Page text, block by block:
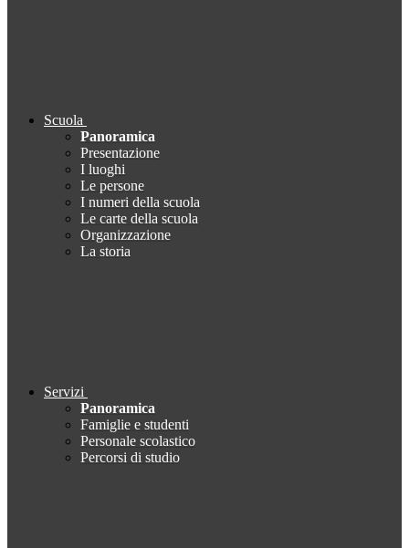
Scuola
Panoramica
Presentazione
I luoghi
Le persone
I numeri della scuola
Le carte della scuola
Organizzazione
La storia
Servizi
Panoramica
Famiglie e studenti
Personale scolastico
Percorsi di studio